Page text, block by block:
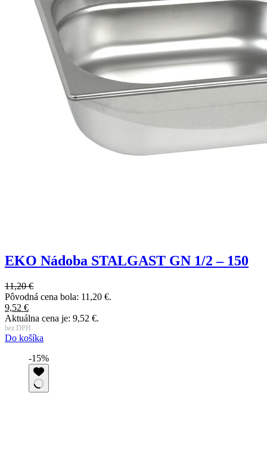
EKO Nádoba STALGAST GN 1/2 – 150
11,20€
Pôvodná cena bola: 11,20 €.
9,52 €
Aktuálna cena je: 9,52 €.
bez DPH
Do košíka
-15%